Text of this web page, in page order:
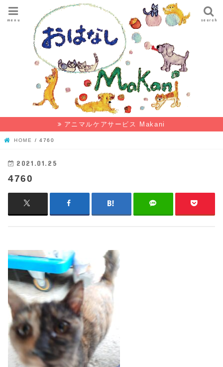
search
menu
アニマルケアサービス Makani
HOME 4760
2021.01.25
4760